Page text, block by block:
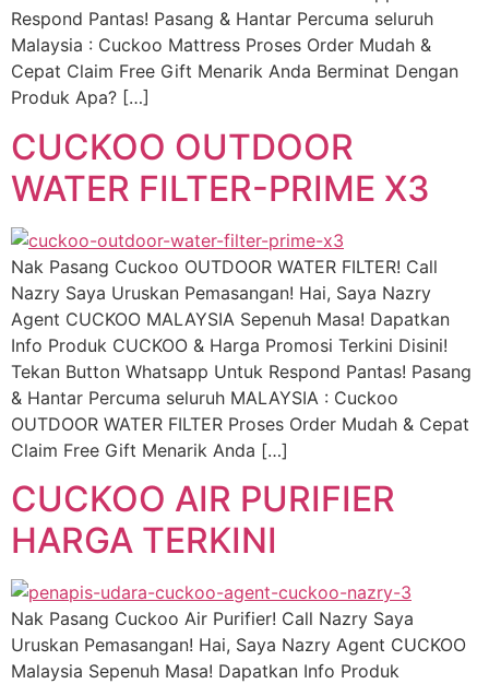
Respond Pantas! Pasang & Hantar Percuma seluruh
Malaysia : Cuckoo Mattress Proses Order Mudah &
Cepat Claim Free Gift Menarik Anda Berminat Dengan
Produk Apa? […]
CUCKOO OUTDOOR
WATER FILTER-PRIME X3
Nak Pasang Cuckoo OUTDOOR WATER FILTER! Call
Nazry Saya Uruskan Pemasangan! Hai, Saya Nazry
Agent CUCKOO MALAYSIA Sepenuh Masa! Dapatkan
Info Produk CUCKOO & Harga Promosi Terkini Disini!
Tekan Button Whatsapp Untuk Respond Pantas! Pasang
& Hantar Percuma seluruh MALAYSIA : Cuckoo
OUTDOOR WATER FILTER Proses Order Mudah & Cepat
Claim Free Gift Menarik Anda […]
CUCKOO AIR PURIFIER
HARGA TERKINI
Nak Pasang Cuckoo Air Purifier! Call Nazry Saya
Uruskan Pemasangan! Hai, Saya Nazry Agent CUCKOO
Malaysia Sepenuh Masa! Dapatkan Info Produk